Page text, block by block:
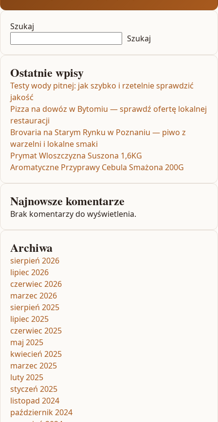
Szukaj
Szukaj
Ostatnie wpisy
Testy wody pitnej: jak szybko i rzetelnie sprawdzić
jakość
Pizza na dowóz w Bytomiu — sprawdź ofertę lokalnej
restauracji
Brovaria na Starym Rynku w Poznaniu — piwo z
warzelni i lokalne smaki
Prymat Wloszczyzna Suszona 1,6KG
Aromatyczne Przyprawy Cebula Smażona 200G
Najnowsze komentarze
Brak komentarzy do wyświetlenia.
Archiwa
sierpień 2026
lipiec 2026
czerwiec 2026
marzec 2026
sierpień 2025
lipiec 2025
czerwiec 2025
maj 2025
kwiecień 2025
marzec 2025
luty 2025
styczeń 2025
listopad 2024
październik 2024